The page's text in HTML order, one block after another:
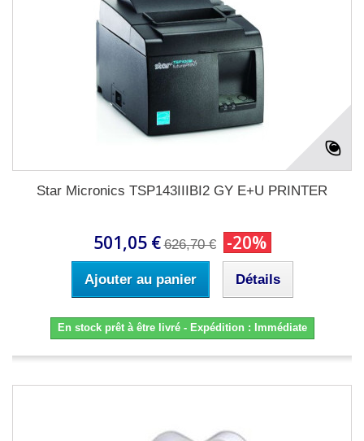
Star Micronics TSP143IIIBI2 GY E+U PRINTER
501,05 € 626,70 € -20%
Ajouter au panier Détails
En stock prêt à être livré - Expédition : Immédiate